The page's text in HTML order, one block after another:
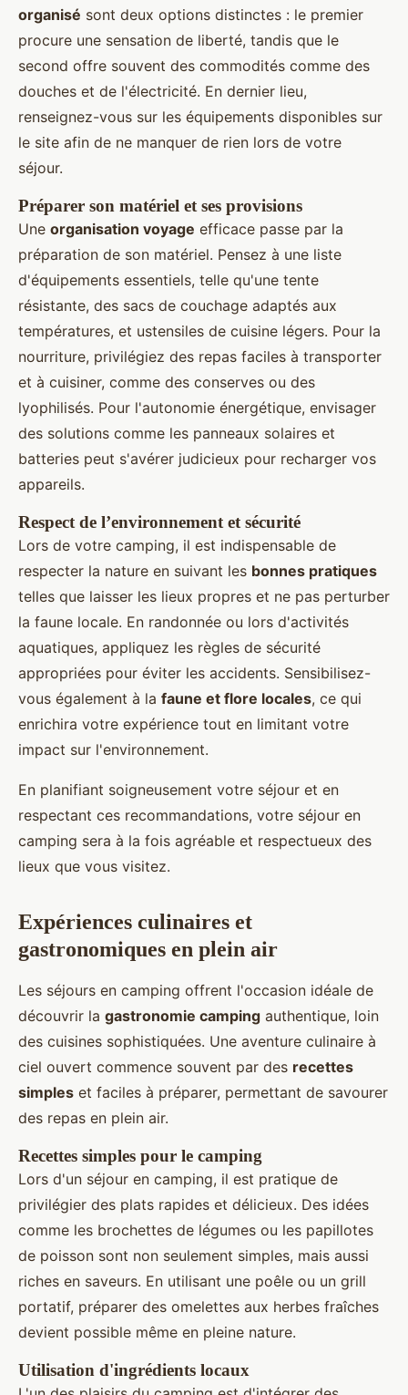
organisé sont deux options distinctes : le premier
procure une sensation de liberté, tandis que le
second offre souvent des commodités comme des
douches et de l'électricité. En dernier lieu,
renseignez-vous sur les équipements disponibles sur
le site afin de ne manquer de rien lors de votre
séjour.
Préparer son matériel et ses provisions
Une organisation voyage efficace passe par la
préparation de son matériel. Pensez à une liste
d'équipements essentiels, telle qu'une tente
résistante, des sacs de couchage adaptés aux
températures, et ustensiles de cuisine légers. Pour la
nourriture, privilégiez des repas faciles à transporter
et à cuisiner, comme des conserves ou des
lyophilisés. Pour l'autonomie énergétique, envisager
des solutions comme les panneaux solaires et
batteries peut s'avérer judicieux pour recharger vos
appareils.
Respect de l’environnement et sécurité
Lors de votre camping, il est indispensable de
respecter la nature en suivant les bonnes pratiques
telles que laisser les lieux propres et ne pas perturber
la faune locale. En randonnée ou lors d'activités
aquatiques, appliquez les règles de sécurité
appropriées pour éviter les accidents. Sensibilisez-
vous également à la faune et flore locales, ce qui
enrichira votre expérience tout en limitant votre
impact sur l'environnement.
En planifiant soigneusement votre séjour et en
respectant ces recommandations, votre séjour en
camping sera à la fois agréable et respectueux des
lieux que vous visitez.
Expériences culinaires et
gastronomiques en plein air
Les séjours en camping offrent l'occasion idéale de
découvrir la gastronomie camping authentique, loin
des cuisines sophistiquées. Une aventure culinaire à
ciel ouvert commence souvent par des recettes
simples et faciles à préparer, permettant de savourer
des repas en plein air.
Recettes simples pour le camping
Lors d'un séjour en camping, il est pratique de
privilégier des plats rapides et délicieux. Des idées
comme les brochettes de légumes ou les papillotes
de poisson sont non seulement simples, mais aussi
riches en saveurs. En utilisant une poêle ou un grill
portatif, préparer des omelettes aux herbes fraîches
devient possible même en pleine nature.
Utilisation d'ingrédients locaux